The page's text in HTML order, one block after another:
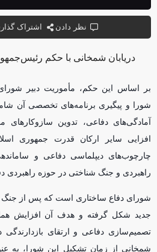
دریابان شمخانی با حکم
بر اساس این حکم، مأموریت دبیر شورای
شورا و پیگیری برنامه‌های تخصصی آن
آمادگی‌های دفاعی، تدوین سازوکار‌های
افزایی سایر ارکان قدرت جمهوری
چارچوب‌های دیپلماسی دفاعی و
راهبردی و جنگ شناختی در حوزه راهبردی
جدید شکل گرفته و هدف آن افزایش
تصمیم‌سازی دفاعی و ارتقای
شمخانی از زمان تشکیل این شورا، به
نظر دادن اشتراک